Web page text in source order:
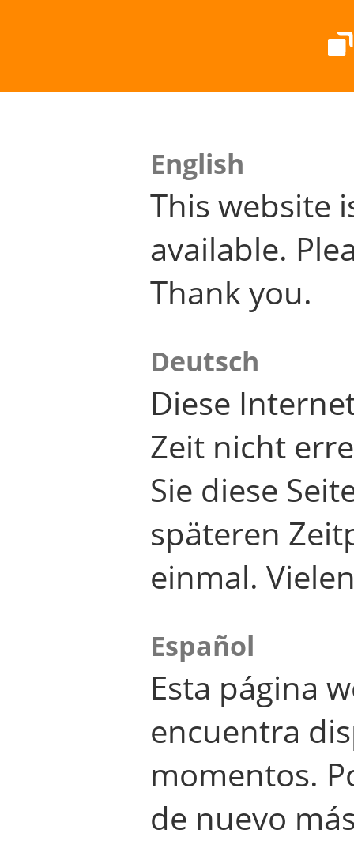
English
This website
available.
Thank you.
Deutsch
Diese
Zeit nicht
Sie diese
späteren
einmal.
Español
Esta página
encuentra
momentos.
de nuevo